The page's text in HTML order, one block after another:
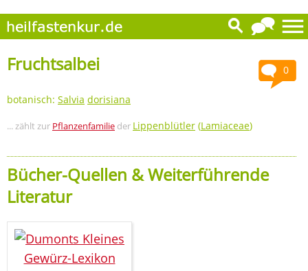
0
Fruchtsalbei
botanisch: Salvia dorisiana
... zählt zur Pflanzenfamilie der Lippenblütler (Lamiaceae)
Bücher-Quellen & Weiterführende
Literatur